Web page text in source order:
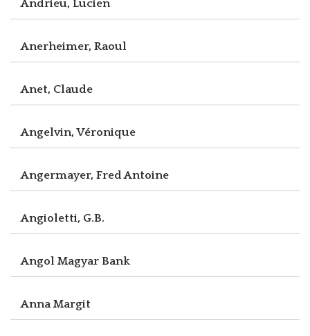
Andrieu, Lucien
Anerheimer, Raoul
Anet, Claude
Angelvin, Véronique
Angermayer, Fred Antoine
Angioletti, G.B.
Angol Magyar Bank
Anna Margit